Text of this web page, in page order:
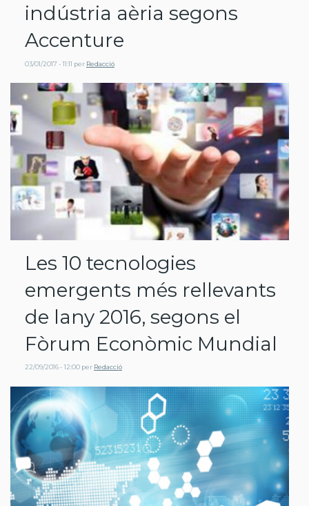
indústria aèria segons
Accenture
03/01/2017 - 11:11 per Redacció
Les 10 tecnologies
emergents més rellevants
de lany 2016, segons el
Fòrum Econòmic Mundial
22/09/2016 - 12:00 per Redacció